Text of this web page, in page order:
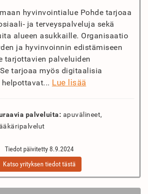
hyvinvointialue Pohde tarjoaa
ja terveyspalveluja sekä
alueen asukkaille. Organisaatio
ja hyvinvoinnin edistämiseen
tarjottavien palveluiden
tarjoaa myös digitaalisia
Lue lisää
palveluita: apuvälineet,
Tiedot päivitetty 8.9.2024
Katso yrityksen tiedot tästä